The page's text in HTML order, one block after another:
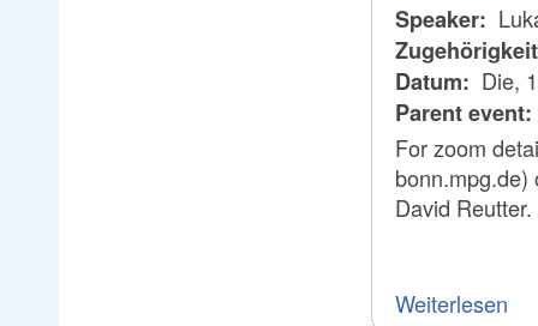
Speaker:
Datum: Die,
Parent event:
For zoom
bonn.mpg.de)
David Reutter.
Weiterlesen